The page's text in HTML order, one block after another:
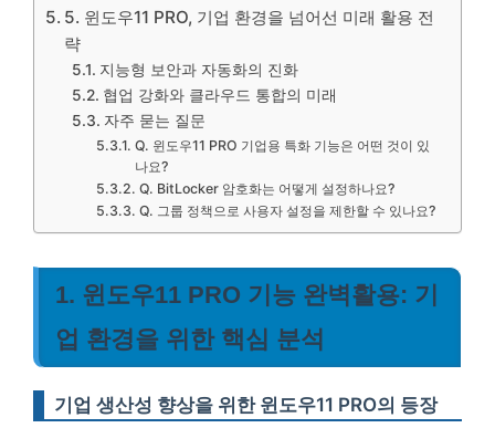
5. 윈도우11 PRO, 기업 환경을 넘어선 미래 활용 전
략
지능형 보안과 자동화의 진화
협업 강화와 클라우드 통합의 미래
자주 묻는 질문
Q. 윈도우11 PRO 기업용 특화 기능은 어떤 것이 있
나요?
Q. BitLocker 암호화는 어떻게 설정하나요?
Q. 그룹 정책으로 사용자 설정을 제한할 수 있나요?
1. 윈도우11 PRO 기능 완벽활용: 기
업 환경을 위한 핵심 분석
기업 생산성 향상을 위한 윈도우11 PRO의 등장